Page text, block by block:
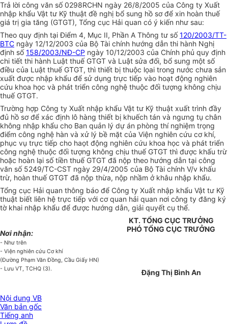
Trả lời công văn số 0298RCHN ngày 26/8/2005 của Công ty Xuất
nhập khẩu Vật tư Kỹ thuật đề nghị bổ sung hồ sơ để xin hoàn thuế
giá trị gia tăng (GTGT), Tổng cục Hải quan có ý kiến như sau:
Theo quy định tại Điểm 4, Mục II, Phần A Thông tư số120/2003/TT-
BTC ngày 12/12/2003 của Bộ Tài chính hướng dẫn thi hành Nghị
định số158/2003/NĐ-CP ngày 10/12/2003 của Chính phủ quy định
chi tiết thi hành Luật thuế GTGT và Luật sửa đổi, bổ sung một số
điều của Luật thuế GTGT, thì thiết bị thuộc lọai trong nước chưa sản
xuất được nhập khẩu để sử dụng trực tiếp vào hoạt động nghiên
cứu khoa học và phát triển công nghệ thuộc đối tượng không chịu
thuế GTGT.
Trường hợp Công ty Xuất nhập khẩu Vật tư Kỹ thuật xuất trình đầy
đủ hồ sơ để xác định lô hàng thiết bị khuếch tán và ngưng tụ chân
không nhập khẩu cho Ban quản lý dự án phòng thí nghiệm trọng
điểm công nghệ hàn và xử lý bề mặt của Viện nghiên cứu cơ khí,
phục vụ trực tiếp cho haọt động nghiên cứu khoa học và phát triển
công nghệ thuộc đối tượng không chịu thuế GTGT thì được khấu trừ
hoặc hoàn lại số tiền thuế GTGT đã nộp theo hướng dẫn tại công
văn số 5249/TC-CST ngày 29/4/2005 của Bộ Tài chính V/v khấu
trừ, hoàn thuế GTGT đã nộp thừa, nộp nhầm ở khâu nhập khẩu.
Tổng cục Hải quan thông báo để Công ty Xuất nhập khẩu Vật tư Kỹ
thuật biết liên hệ trực tiếp với cơ quan hải quan nơi công ty đăng ký
tờ khai nhập khẩu để được hướng dẫn, giải quyết cụ thể.
Nơi nhận:
- Như trên
- Viện nghiên cứu Cơ khí
(Đường Phạm Văn Đồng, Cầu Giấy HN)
- Lưu VT, TCHQ (3).
KT. TỔNG CỤC TRƯỞNG
PHÓ TỔNG CỤC TRƯỞNG
Đặng Thị Bình An
Nội dung VB
Văn bản gốc
Tiếng anh